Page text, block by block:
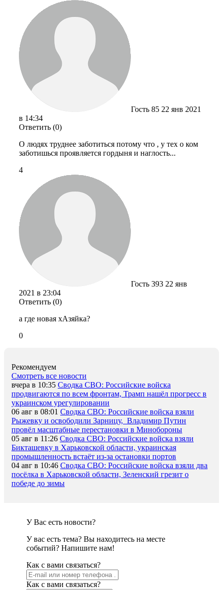
Гость 85 22 янв 2021
в 14:34
Ответить (0)
О людях труднее заботиться потому что , у тех о ком
заботишься проявляется гордыня и наглость...
4
Гость 393 22 янв
2021 в 23:04
Ответить (0)
а где новая хАзяйка?
0
Рекомендуем
Смотреть все новости
вчера в 10:35 Сводка СВО: Российские войска
продвигаются по всем фронтам, Трамп нашёл прогресс в
украинском урегулировании
06 авг в 08:01 Сводка СВО: Российские войска взяли
Рыжевку и освободили Зарницу, Владимир Путин
провёл масштабные перестановки в Минобороны
05 авг в 11:26 Сводка СВО: Российские войска взяли
Бикташевку в Харьковской области, украинская
промышленность встаёт из-за остановки портов
04 авг в 10:46 Сводка СВО: Российские войска взяли два
посёлка в Харьковской области, Зеленский грезит о
победе до зимы
У Вас есть новости?
У вас есть тема? Вы находитесь на месте
событий? Напишите нам!
Как c вами связаться?
Как c вами связаться?